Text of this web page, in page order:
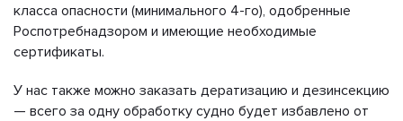
класса опасности (минимального 4-го), одобренные
Роспотребнадзором и имеющие необходимые
сертификаты.
У нас также можно заказать дератизацию и дезинсекцию
— всего за одну обработку судно будет избавлено от